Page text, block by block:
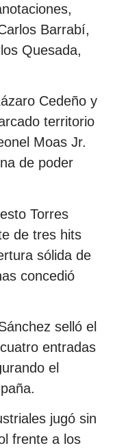
Barrabí,
Quesada,
Cedeño y
territorio
Moas Jr.
de poder
Torres
de tres hits
sólida de
concedió
selló el
entradas
el
jugó sin
frente a los